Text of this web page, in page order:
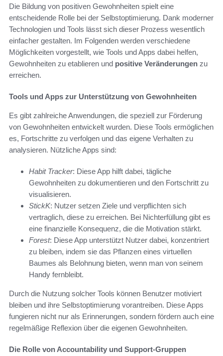
Die Bildung von positiven Gewohnheiten spielt eine
entscheidende Rolle bei der Selbstoptimierung. Dank moderner
Technologien und Tools lässt sich dieser Prozess wesentlich
einfacher gestalten. Im Folgenden werden verschiedene
Möglichkeiten vorgestellt, wie Tools und Apps dabei helfen,
Gewohnheiten zu etablieren und positive Veränderungen zu
erreichen.
Tools und Apps zur Unterstützung von Gewohnheiten
Es gibt zahlreiche Anwendungen, die speziell zur Förderung
von Gewohnheiten entwickelt wurden. Diese Tools ermöglichen
es, Fortschritte zu verfolgen und das eigene Verhalten zu
analysieren. Nützliche Apps sind:
Habit Tracker: Diese App hilft dabei, tägliche
Gewohnheiten zu dokumentieren und den Fortschritt zu
visualisieren.
StickK: Nutzer setzen Ziele und verpflichten sich
vertraglich, diese zu erreichen. Bei Nichterfüllung gibt es
eine finanzielle Konsequenz, die die Motivation stärkt.
Forest: Diese App unterstützt Nutzer dabei, konzentriert
zu bleiben, indem sie das Pflanzen eines virtuellen
Baumes als Belohnung bieten, wenn man von seinem
Handy fernbleibt.
Durch die Nutzung solcher Tools können Benutzer motiviert
bleiben und ihre Selbstoptimierung vorantreiben. Diese Apps
fungieren nicht nur als Erinnerungen, sondern fördern auch eine
regelmäßige Reflexion über die eigenen Gewohnheiten.
Die Rolle von Accountability und Support-Gruppen